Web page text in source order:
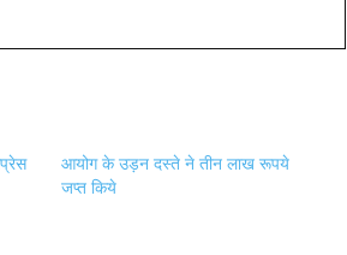
आयोग के उड़न दस्ते ने तीन लाख रूपये
जप्त किये